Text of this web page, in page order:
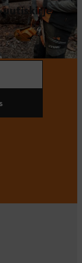
uutiskirje